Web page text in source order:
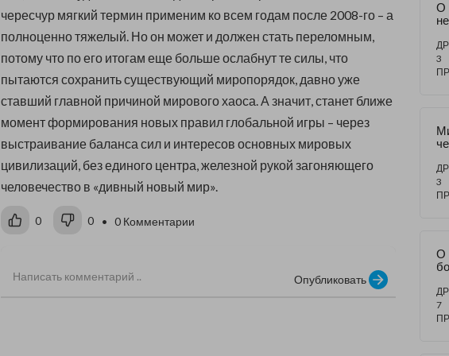
чересчур мягкий термин применим ко всем годам после 2008-го – а
полноценно тяжелый. Но он может и должен стать переломным,
потому что по его итогам еще больше ослабнут те силы, что
пытаются сохранить существующий миропорядок, давно уже
ставший главной причиной мирового хаоса. А значит, станет ближе
момент формирования новых правил глобальной игры – через
выстраивание баланса сил и интересов основных мировых
цивилизаций, без единого центра, железной рукой загоняющего
человечество в «дивный новый мир».
0 0 • 0 Комментарии
Опубликовать
О
х
3
3
О
7